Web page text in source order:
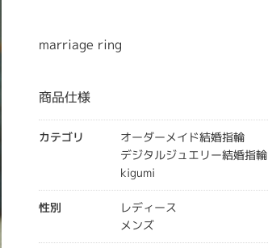
marriage ring
商品仕様
カテゴリ
オーダーメイド結婚指輪
デジタルジュエリー結婚指輪
kigumi
性別
レディース
メンズ